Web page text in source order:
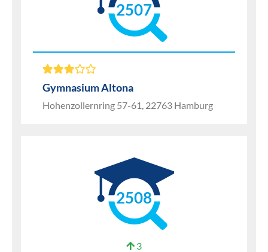
2507
Gymnasium Altona
Hohenzollernring 57-61, 22763 Hamburg
2508
3